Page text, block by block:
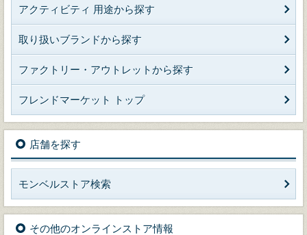
アクティビティ 用途から探す
取り扱いブランドから探す
ファクトリー・アウトレットから探す
フレンドマーケット トップ
店舗を探す
モンベルストア検索
その他のオンラインストア情報